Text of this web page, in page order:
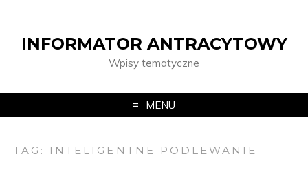
INFORMATOR ANTRACYTOWY
Wpisy tematyczne
MENU
TAG: INTELIGENTNE PODLEWANIE